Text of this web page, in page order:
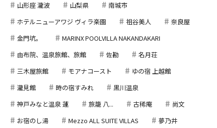
山形座 瀧波
山梨県
南城市
ホテルニューアワジ ヴィラ楽園
祖谷美人
奈良屋
金門坑。
MARINX POOLVILLA NAKANDAKARI
由布院、温泉旅館、旅館
佐勘
名月荘
三木屋旅館
モアナコースト
ゆの宿 上越館
瀧見館
時の宿すみれ
黒川温泉
神戸みなと温泉 蓮
旅籠 八... 古稀庵
尚文
お宿のし湯
Mezzo ALL SUITE VILLAS
夢乃井